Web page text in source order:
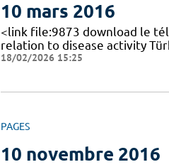
10 mars 2016
<link file:9873 download le
relation to disease activity
18/02/2026 15:25
PAGES
10 novembre 2016